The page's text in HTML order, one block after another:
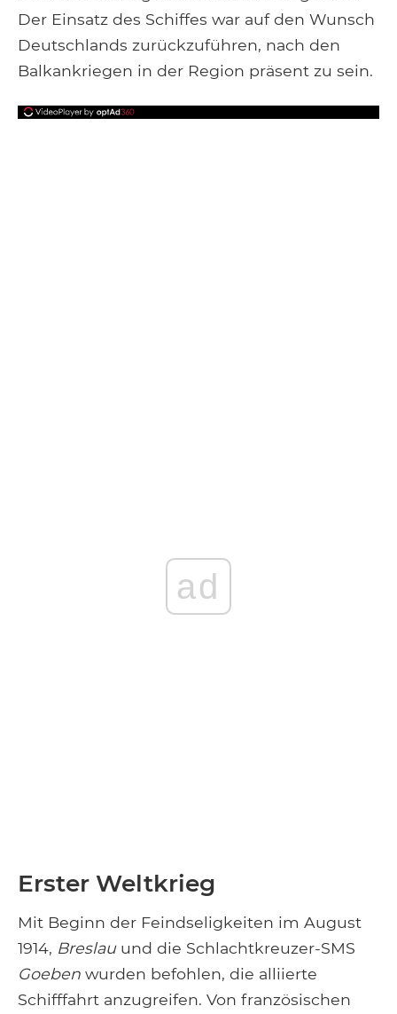
Der Einsatz des Schiffes war auf den Wunsch
Deutschlands zurückzuführen, nach den
Balkankriegen in der Region präsent zu sein.
ad
Erster Weltkrieg
Mit Beginn der Feindseligkeiten im August
1914, Breslauund die Schlachtkreuzer-SMS
Goeben wurden befohlen, die alliierte
Schifffahrt anzugreifen. Von französischen